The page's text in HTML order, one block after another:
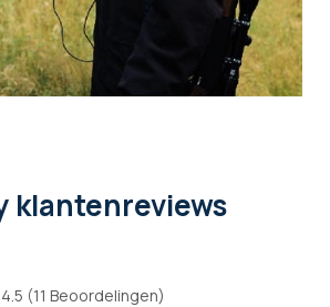
klantenreviews
4.5 (11 Beoordelingen)